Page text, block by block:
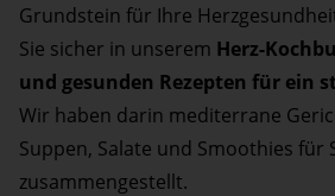
Grundstein für Ihre
Sie sicher in unserem Herz-
und gesunden Rezepten für ein
Wir haben darin mediterrane
Suppen, Salate und Smoothies für
zusammengestellt.